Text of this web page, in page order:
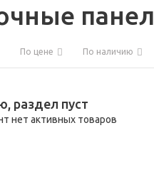
По цене По наличию
раздел пуст
нет активных товаров